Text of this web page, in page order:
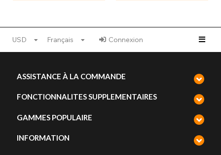
USD Français Connexion
ASSISTANCE À LA COMMANDE
FONCTIONNALITES SUPPLEMENTAIRES
GAMMES POPULAIRE
INFORMATION